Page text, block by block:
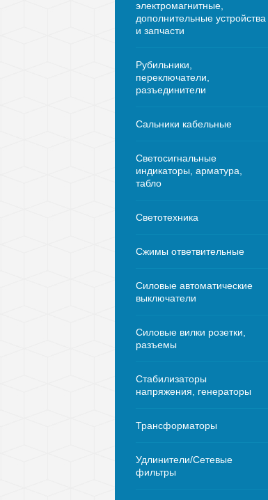
электромагнитные,
дополнительные устройства
и запчасти
Рубильники,
переключатели,
разъединители
Сальники кабельные
Светосигнальные
индикаторы, арматура,
табло
Светотехника
Сжимы ответвительные
Силовые автоматические
выключатели
Силовые вилки розетки,
разъемы
Стабилизаторы
напряжения, генераторы
Трансформаторы
Удлинители/Сетевые
фильтры